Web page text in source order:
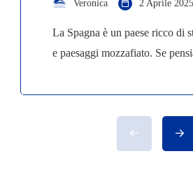
Veronica 2 Aprile 2025
La Spagna è un paese ricco di
e paesaggi mozzafiato. Se
che ci viene in mente è la
Familia di Barcellona, simbolo
di Gaudí. Ma la Spagna è molto
questo. Ogni angolo del paese